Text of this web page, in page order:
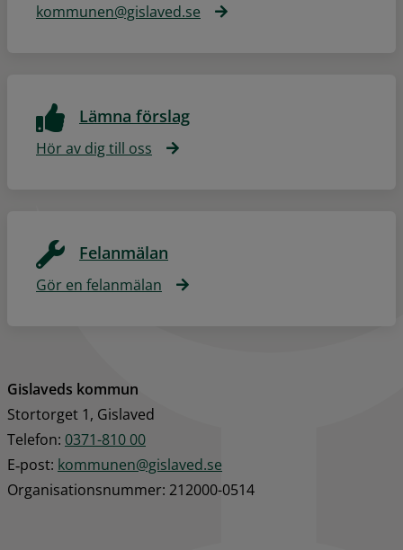
kommunen@gislaved.se
Lämna förslag
Hör av dig till oss
Felanmälan
Gör en felanmälan
Gislaveds kommun
Stortorget 1, Gislaved
Telefon: 0371-810 00
E‑post: kommunen@gislaved.se
Organisationsnummer: 212000-0514